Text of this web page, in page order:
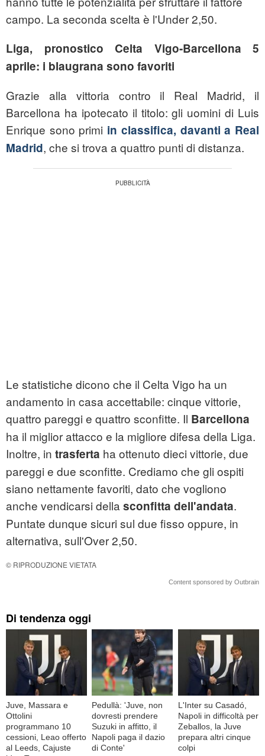
campo. La seconda scelta è l'Under 2,50.
Liga, pronostico Celta Vigo-Barcellona 5
aprile: i blaugrana sono favoriti
Grazie alla vittoria contro il Real Madrid, il
Barcellona ha ipotecato il titolo: gli uomini di Luis
Enrique sono primi in classifica, davanti a Real
Madrid, che si trova a quattro punti di distanza.
Le statistiche dicono che il Celta Vigo ha un
andamento in casa accettabile: cinque vittorie,
quattro pareggi e quattro sconfitte. Il Barcellona
ha il miglior attacco e la migliore difesa della Liga.
Inoltre, in trasferta ha ottenuto dieci vittorie, due
pareggi e due sconfitte. Crediamo che gli ospiti
siano nettamente favoriti, dato che vogliono
anche vendicarsi della sconfitta dell'andata.
Puntate dunque sicuri sul due fisso oppure, in
alternativa, sull'Over 2,50.
© RIPRODUZIONE VIETATA
Content sponsored by Outbrain
Di tendenza oggi
Juve, Massara e
Ottolini
programmano 10
cessioni, Leao offerto
al Leeds, Cajuste
Pedullà: 'Juve, non
dovresti prendere
Suzuki in affitto, il
Napoli paga il dazio
di Conte'
L'Inter su Casadó,
Napoli in difficoltà per
Zeballos, la Juve
prepara altri cinque
colpi